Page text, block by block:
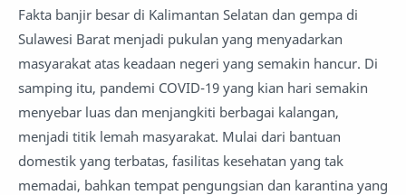
Fakta banjir besar di Kalimantan Selatan dan gempa di
Sulawesi Barat menjadi pukulan yang menyadarkan
masyarakat atas keadaan negeri yang semakin hancur. Di
samping itu, pandemi COVID-19 yang kian hari semakin
menyebar luas dan menjangkiti berbagai kalangan,
menjadi titik lemah masyarakat. Mulai dari bantuan
domestik yang terbatas, fasilitas kesehatan yang tak
memadai, bahkan tempat pengungsian dan karantina yang